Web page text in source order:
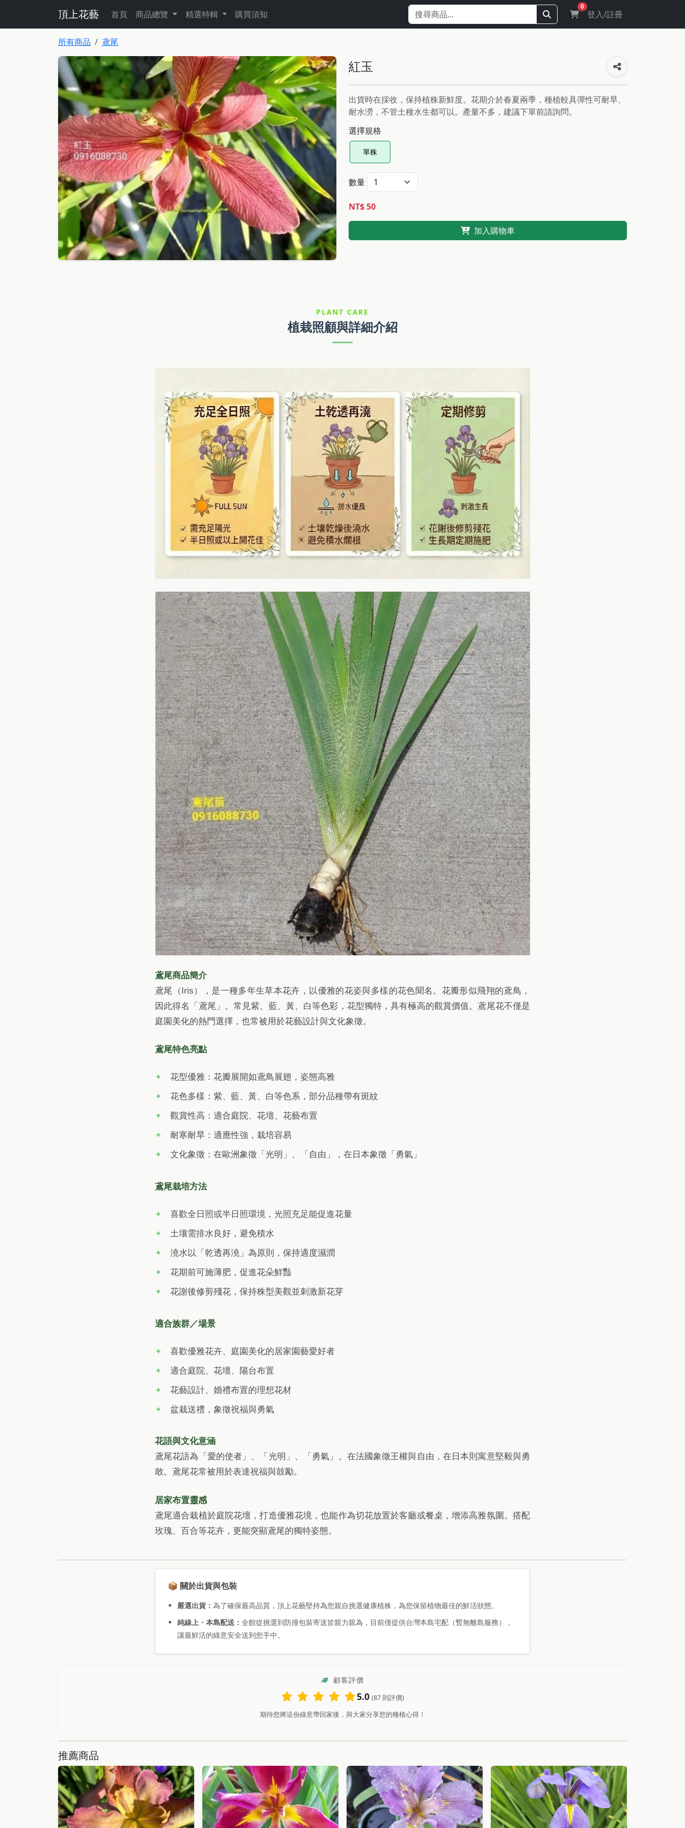
頂上花藝 首頁 商品總覽 精選特輯 購買須知
0
登入/註冊
所有商品 鳶尾
紅玉
出貨時在採收，保持植株新鮮度。花期介於春夏兩季，種植較具彈性可耐旱、
耐水澇，不管土種水生都可以。產量不多，建議下單前請詢問。
選擇規格
單株
數量
NT$ 50
加入購物車
PLANT CARE
植栽照顧與詳細介紹
鳶尾商品簡介
鳶尾（Iris），是一種多年生草本花卉，以優雅的花姿與多樣的花色聞名。花瓣形似飛翔的鳶鳥，
因此得名「鳶尾」。常見紫、藍、黃、白等色彩，花型獨特，具有極高的觀賞價值。鳶尾花不僅是
庭園美化的熱門選擇，也常被用於花藝設計與文化象徵。
鳶尾特色亮點
花型優雅：花瓣展開如鳶鳥展翅，姿態高雅
花色多樣：紫、藍、黃、白等色系，部分品種帶有斑紋
觀賞性高：適合庭院、花壇、花藝布置
耐寒耐旱：適應性強，栽培容易
文化象徵：在歐洲象徵「光明」、「自由」，在日本象徵「勇氣」
鳶尾栽培方法
喜歡全日照或半日照環境，光照充足能促進花量
土壤需排水良好，避免積水
澆水以「乾透再澆」為原則，保持適度濕潤
花期前可施薄肥，促進花朵鮮豔
花謝後修剪殘花，保持株型美觀並刺激新花芽
適合族群／場景
喜歡優雅花卉、庭園美化的居家園藝愛好者
適合庭院、花壇、陽台布置
花藝設計、婚禮布置的理想花材
盆栽送禮，象徵祝福與勇氣
花語與文化意涵
鳶尾花語為「愛的使者」、「光明」、「勇氣」。在法國象徵王權與自由，在日本則寓意堅毅與勇
敢。鳶尾花常被用於表達祝福與鼓勵。
居家布置靈感
鳶尾適合栽植於庭院花壇，打造優雅花境，也能作為切花放置於客廳或餐桌，增添高雅氛圍。搭配
玫瑰、百合等花卉，更能突顯鳶尾的獨特姿態。
📦 關於出貨與包裝
嚴選出貨：為了確保最高品質，頂上花藝堅持為您親自挑選健康植株，為您保留植物最佳的鮮活狀態。
純線上・本島配送：全館從挑選到防撞包裝寄送皆親力親為，目前僅提供台灣本島宅配（暫無離島服務），
讓最鮮活的綠意安全送到您手中。
顧客評價
5.0 (87 則評價)
期待您將這份綠意帶回家後，與大家分享您的種植心得！
推薦商品